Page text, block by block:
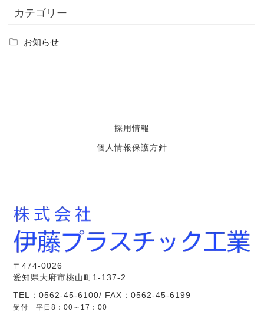
カテゴリー
お知らせ
採用情報
個人情報保護方針
〒474-0026
愛知県大府市桃山町1-137-2
TEL：0562-45-6100/ FAX：0562-45-6199
受付 平日8：00～17：00